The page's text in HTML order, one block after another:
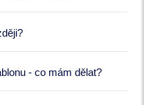
- co mám dělat?